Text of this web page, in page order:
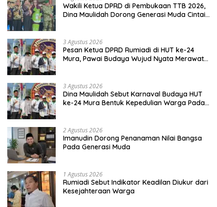
Wakili Ketua DPRD di Pembukaan TTB 2026,
Dina Maulidah Dorong Generasi Muda Cintai
3 Agustus 2026
Pesan Ketua DPRD Rumiadi di HUT ke-24
Mura, Pawai Budaya Wujud Nyata Merawat
3 Agustus 2026
Dina Maulidah Sebut Karnaval Budaya HUT
ke-24 Mura Bentuk Kepedulian Warga Pada
2 Agustus 2026
Imanudin Dorong Penanaman Nilai Bangsa
Pada Generasi Muda
1 Agustus 2026
Rumiadi Sebut Indikator Keadilan Diukur dari
Kesejahteraan Warga